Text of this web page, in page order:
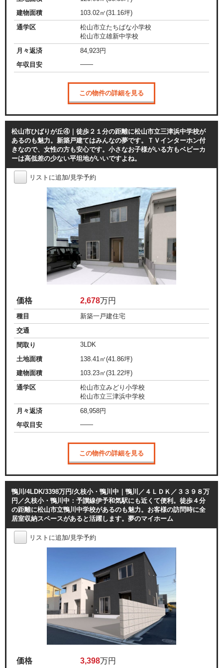
建物面積
103.02㎡(31.16坪)
通学区
松山市立たちばな小学校
松山市立雄新中学校
月々返済
84,923円
年収目安
——
この物件の詳細を見る
松山市ひばりが丘④｜徒歩２１分の距離に松山市立三津浜中学校が
あるのも魅力。新築戸建てはみんなの夢です。ＴＶインターホン付
きなので、女性の方も安心です。小さなお子様がいる方もベビーカ
ーは高低差の少ない平坦地がいいですよね。
リストに追加/見学予約
価格 2,678万円
種目
新築一戸建住宅
交通
間取り
3LDK
土地面積
138.41㎡(41.86坪)
建物面積
103.23㎡(31.22坪)
通学区
松山市立みどり小学校
松山市立三津浜中学校
月々返済
68,958円
年収目安
——
この物件の詳細を見る
鴨川/4LDK/3398万円/久枝小・鴨川中｜鴨川／４ＬＤＫ／３３９８万
円／久枝小・鴨川中：予讃線伊予和気駅にも近くて便利。徒歩４分
の距離に松山市立鴨川中学校があるのも魅力。お客様の訪問時に全
居室収納スペースがあると活躍します。夢のマイホーム
リストに追加/見学予約
価格 3,398万円